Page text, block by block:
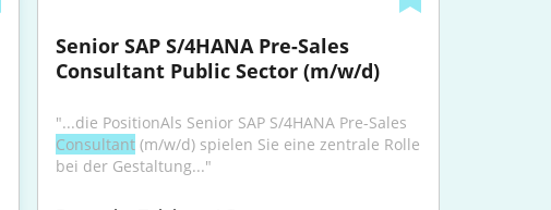
Senior SAP S/4HANA Pre-Sales
Consultant Public Sector (m/w/d)
Consultant (m/w/d) spielen Sie eine zentrale Rolle
bei der Gestaltung..."